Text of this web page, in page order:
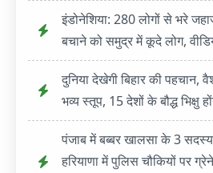
इंडोनेशिया: 280 लोगों से भरे
बचाने को समुद्र में कूदे लोग,
दुनिया देखेगी बिहार की पहचान,
भव्य स्तूप, 15 देशों के बौद्ध भिक्षु
पंजाब में बब्बर खालसा के 3 सदस्य
हरियाणा में पुलिस चौकियों पर